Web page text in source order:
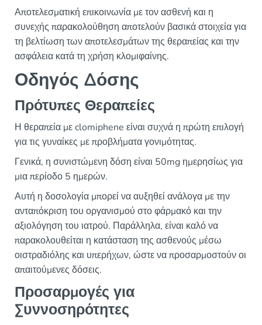
Αποτελεσματική επικοινωνία με τον ασθενή και η
συνεχής παρακολούθηση αποτελούν βασικά στοιχεία για
τη βελτίωση των αποτελεσμάτων της θεραπείας και την
ασφάλεια κατά τη χρήση κλομιφαίνης.
Οδηγός Δόσης
Πρότυπες Θεραπείες
Η θεραπεία με clomiphene είναι συχνά η πρώτη επιλογή
για τις γυναίκες με προβλήματα γονιμότητας.
Γενικά, η συνιστώμενη δόση είναι 50mg ημερησίως για
μια περίοδο 5 ημερών.
Αυτή η δοσολογία μπορεί να αυξηθεί ανάλογα με την
ανταπόκριση του οργανισμού στο φάρμακό και την
αξιολόγηση του ιατρού. Παράλληλα, είναι καλό να
παρακολουθείται η κατάσταση της ασθενούς μέσω
οιστραδιόλης και υπερήχων, ώστε να προσαρμοστούν οι
απαιτούμενες δόσεις.
Προσαρμογές για
Συννοσηρότητες